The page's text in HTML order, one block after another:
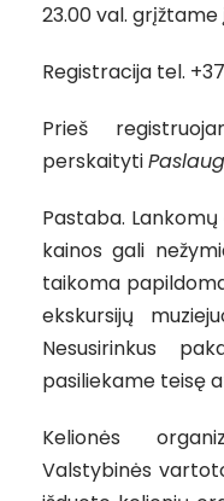
23.00 val. grįžtame
Registracija tel.
Prieš
perskaityti
Pastaba.
kainos gali
taikoma
ekskursijų
Nesusirinkus
pasiliekame teisę
Kelionės
Valstybinės